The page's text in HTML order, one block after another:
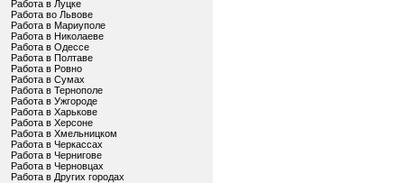
Работа в Луцке
Работа во Львове
Работа в Мариуполе
Работа в Николаеве
Работа в Одессе
Работа в Полтаве
Работа в Ровно
Работа в Сумах
Работа в Тернополе
Работа в Ужгороде
Работа в Харькове
Работа в Херсоне
Работа в Хмельницком
Работа в Черкассах
Работа в Чернигове
Работа в Черновцах
Работа в Других городах